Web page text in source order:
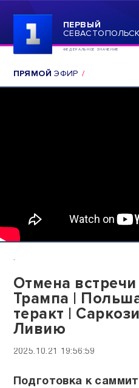
ПЕРВЫЙ
ФЕДЕРАЛЬНОЕ ЗНАЧЕНИЕ
ПРЯМОЙ ЭФИР
.
Отмена
Трампа |
теракт |
Ливию
2025.10.21 19:56:59
Подготовка к